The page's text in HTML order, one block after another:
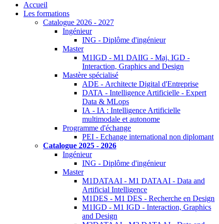
Accueil
Les formations
Catalogue 2026 - 2027
Ingénieur
ING - Diplôme d'ingénieur
Master
M1IGD - M1 DAIIG - Maj. IGD -
Interaction, Graphics and Design
Mastère spécialisé
ADE - Architecte Digital d'Entreprise
DATA - Intelligence Artificielle - Expert
Data & MLops
IA - IA : Intelligence Artificielle
multimodale et autonome
Programme d'échange
PEI - Echange international non diplomant
Catalogue 2025 - 2026
Ingénieur
ING - Diplôme d'ingénieur
Master
M1DATAAI - M1 DATAAI - Data and
Artificial Intelligence
M1DES - M1 DES - Recherche en Design
M1IGD - M1 IGD - Interaction, Graphics
and Design